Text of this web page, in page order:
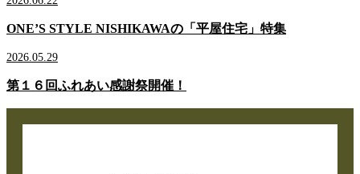
ONE’S STYLE NISHIKAWAの「平屋住宅」特集
2026.05.29
第１６回ふれあい感謝祭開催！